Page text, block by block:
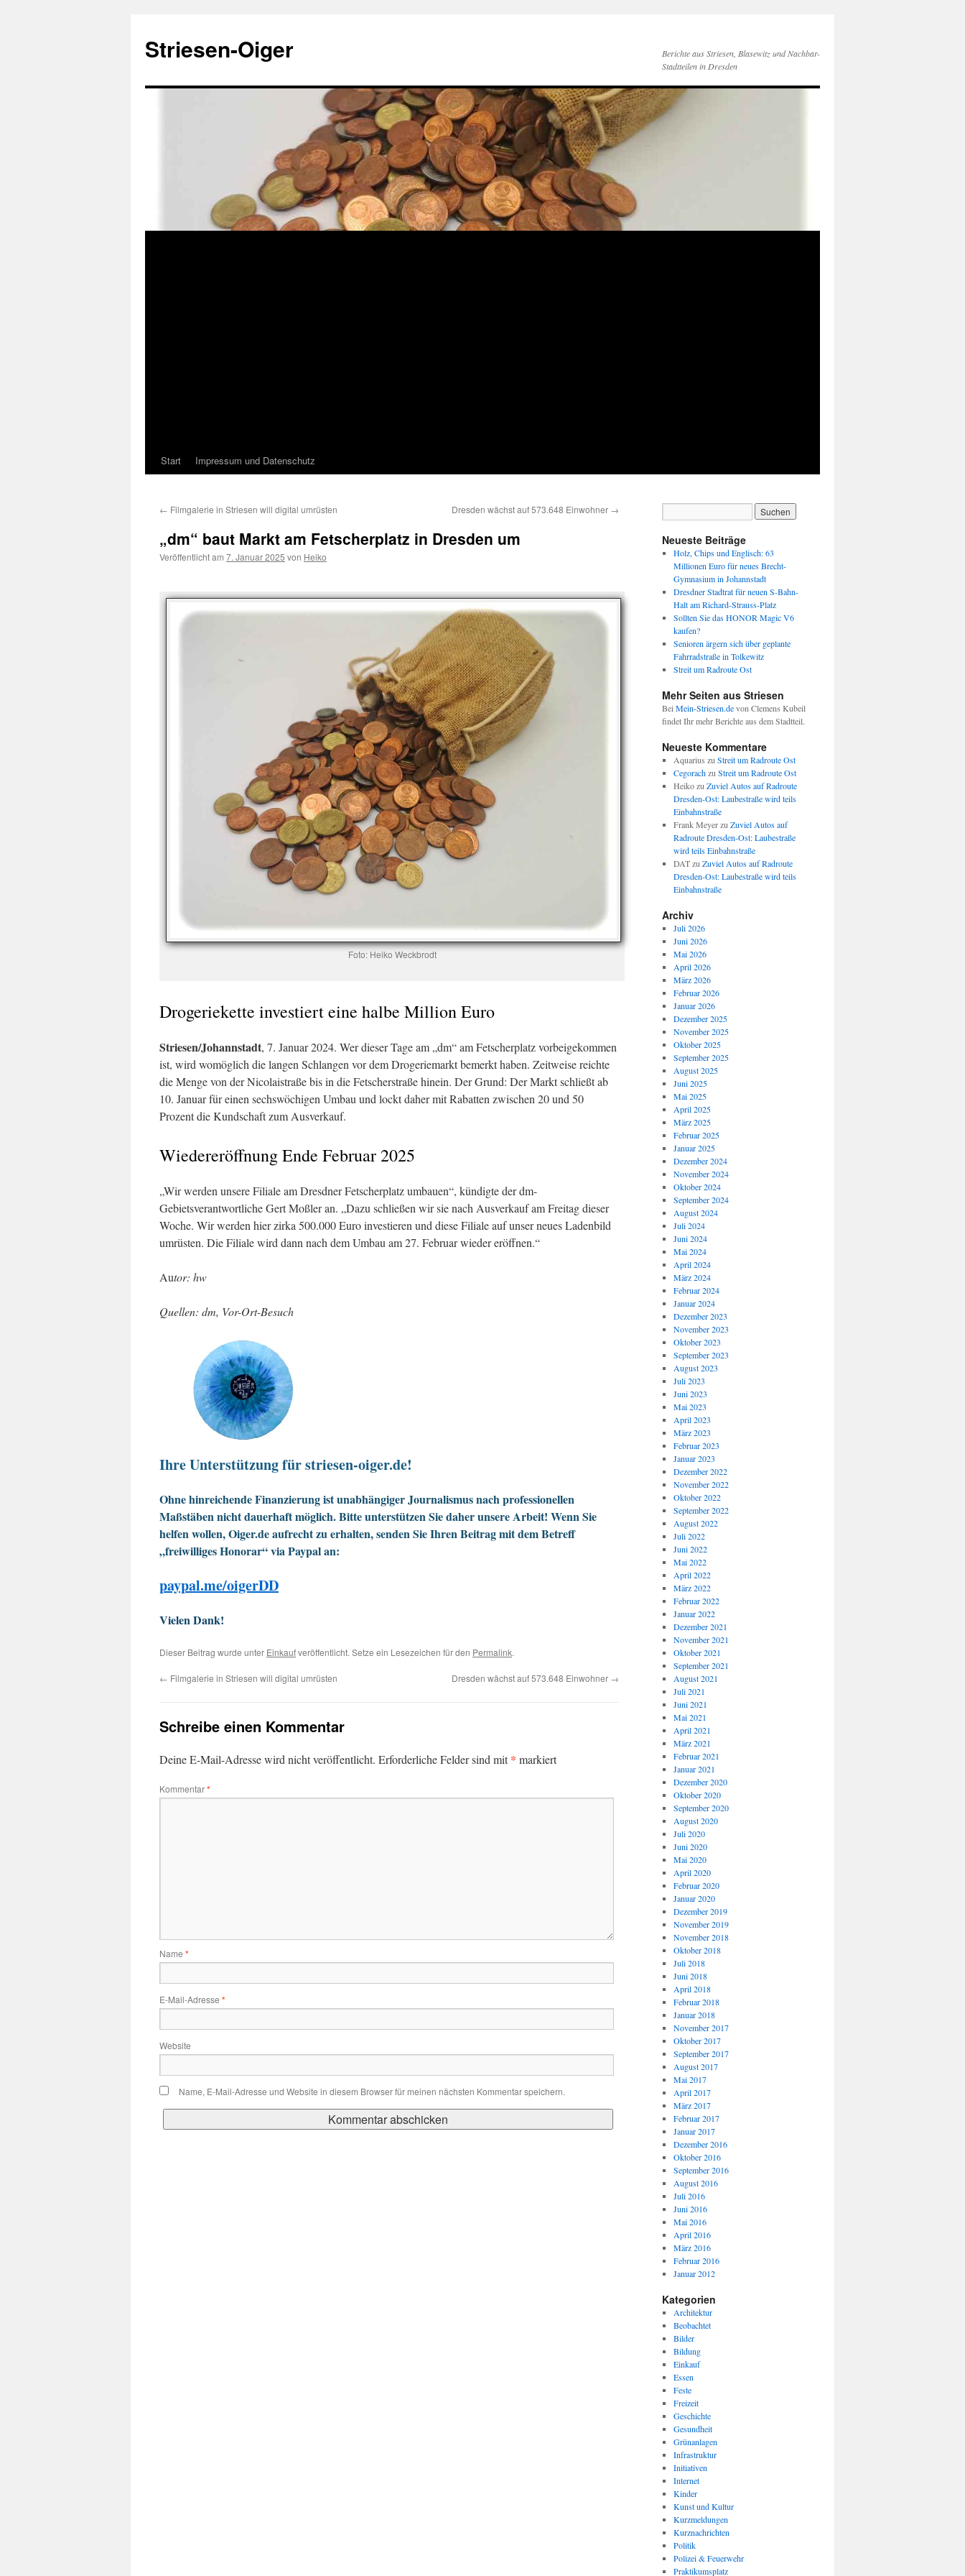
springen
Striesen-Oiger
Berichte aus Striesen, Blasewitz und Nachbar-
Stadtteilen in Dresden
Start Impressum und Datenschutz
← Filmgalerie in Striesen will digital umrüsten Dresden wächst auf 573.648 Einwohner →
„dm“ baut Markt am Fetscherplatz in Dresden um
Veröffentlicht am 7. Januar 2025 von Heiko
Foto: Heiko Weckbrodt
Drogeriekette investiert eine halbe Million Euro
Striesen/Johannstadt, 7. Januar 2024. Wer dieser Tage am „dm“ am Fetscherplatz vorbeigekommen
ist, wird womöglich die langen Schlangen vor dem Drogeriemarkt bemerkt haben. Zeitweise reichte
die Menge von der Nicolaistraße bis in die Fetscherstraße hinein. Der Grund: Der Markt schließt ab
10. Januar für einen sechswöchigen Umbau und lockt daher mit Rabatten zwischen 20 und 50
Prozent die Kundschaft zum Ausverkauf.
Wiedereröffnung Ende Februar 2025
„Wir werden unsere Filiale am Dresdner Fetscherplatz umbauen“, kündigte der dm-
Gebietsverantwortliche Gert Moßler an. „Dazu schließen wir sie nach Ausverkauf am Freitag dieser
Woche. Wir werden hier zirka 500.000 Euro investieren und diese Filiale auf unser neues Ladenbild
umrüsten. Die Filiale wird dann nach dem Umbau am 27. Februar wieder eröffnen.“
Autor: hw
Quellen: dm, Vor-Ort-Besuch
Ihre Unterstützung für striesen-oiger.de!
Ohne hinreichende Finanzierung ist unabhängiger Journalismus nach professionellen
Maßstäben nicht dauerhaft möglich. Bitte unterstützen Sie daher unsere Arbeit! Wenn Sie
helfen wollen, Oiger.de aufrecht zu erhalten, senden Sie Ihren Beitrag mit dem Betreff
„freiwilliges Honorar“ via Paypal an:
paypal.me/oigerDD
Vielen Dank!
Dieser Beitrag wurde unter Einkaufveröffentlicht. Setze ein Lesezeichen für den Permalink.
← Filmgalerie in Striesen will digital umrüsten Dresden wächst auf 573.648 Einwohner →
Schreibe einen Kommentar
Deine E-Mail-Adresse wird nicht veröffentlicht. Erforderliche Felder sind mit* markiert
Kommentar*
Name *
E-Mail-Adresse *
Website
Name, E-Mail-Adresse und Website in diesem Browser für meinen nächsten Kommentar speichern.
Neueste Beiträge
Holz, Chips und Englisch: 63
Millionen Euro für neues Brecht-
Gymnasium in Johannstadt
Dresdner Stadtrat für neuen S-Bahn-
Halt am Richard-Strauss-Platz
Sollten Sie das HONOR Magic V6
kaufen?
Senioren ärgern sich über geplante
Fahrradstraße in Tolkewitz
Streit um Radroute Ost
Mehr Seiten aus Striesen
Bei Mein-Striesen.devon Clemens Kubeil
findet Ihr mehr Berichte aus dem Stadtteil.
Neueste Kommentare
Aquarius zu Streit um Radroute Ost
Cegorachzu Streit um Radroute Ost
Heikozu Zuviel Autos auf Radroute
Dresden-Ost: Laubestraße wird teils
Einbahnstraße
Frank Meyerzu Zuviel Autos auf
Radroute Dresden-Ost: Laubestraße
wird teils Einbahnstraße
DATzu Zuviel Autos auf Radroute
Dresden-Ost: Laubestraße wird teils
Einbahnstraße
Archiv
Juli 2026
Juni 2026
Mai 2026
April 2026
März 2026
Februar 2026
Januar 2026
Dezember 2025
November 2025
Oktober 2025
September 2025
August 2025
Juni 2025
Mai 2025
April 2025
März 2025
Februar 2025
Januar 2025
Dezember 2024
November 2024
Oktober 2024
September 2024
August 2024
Juli 2024
Juni 2024
Mai 2024
April 2024
März 2024
Februar 2024
Januar 2024
Dezember 2023
November 2023
Oktober 2023
September 2023
August 2023
Juli 2023
Juni 2023
Mai 2023
April 2023
März 2023
Februar 2023
Januar 2023
Dezember 2022
November 2022
Oktober 2022
September 2022
August 2022
Juli 2022
Juni 2022
Mai 2022
April 2022
März 2022
Februar 2022
Januar 2022
Dezember 2021
November 2021
Oktober 2021
September 2021
August 2021
Juli 2021
Juni 2021
Mai 2021
April 2021
März 2021
Februar 2021
Januar 2021
Dezember 2020
Oktober 2020
September 2020
August 2020
Juli 2020
Juni 2020
Mai 2020
April 2020
Februar 2020
Januar 2020
Dezember 2019
November 2019
November 2018
Oktober 2018
Juli 2018
Juni 2018
April 2018
Februar 2018
Januar 2018
November 2017
Oktober 2017
September 2017
August 2017
Mai 2017
April 2017
März 2017
Februar 2017
Januar 2017
Dezember 2016
Oktober 2016
September 2016
August 2016
Juli 2016
Juni 2016
Mai 2016
April 2016
März 2016
Februar 2016
Januar 2012
Kategorien
Architektur
Beobachtet
Bilder
Bildung
Einkauf
Essen
Feste
Freizeit
Geschichte
Gesundheit
Grünanlagen
Infrastruktur
Initiativen
Internet
Kinder
Kunst und Kultur
Kurzmeldungen
Kurznachrichten
Politik
Polizei & Feuerwehr
Praktikumsplatz